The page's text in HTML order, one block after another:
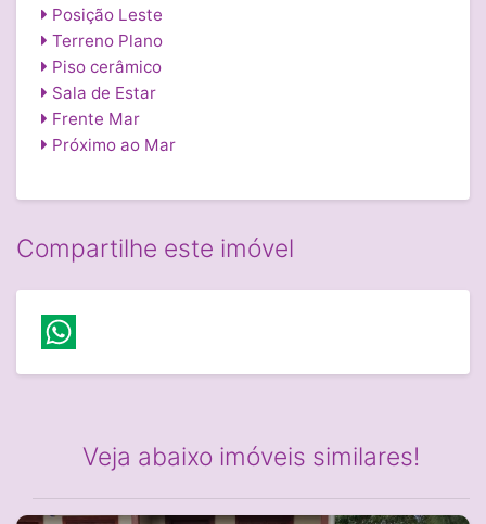
Posição Leste
Terreno Plano
Piso cerâmico
Sala de Estar
Frente Mar
Próximo ao Mar
Compartilhe este imóvel
Veja abaixo imóveis similares!